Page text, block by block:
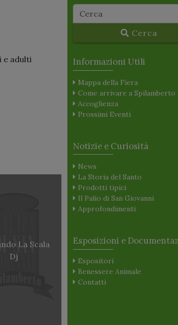
e adulti
La Scala
Dj
Cerca
Informazioni Utili
Mappa della Fiera
Come arrivare a Spilamberto
Accoglienza
Prossimi Eventi
Notizie e Curiosità
News
La Storia del Santo
Prodotti tipici
Il Palio di San Giovanni
Approfondimenti
Esposizioni e
Espositori
Benessere Animale
Contatti